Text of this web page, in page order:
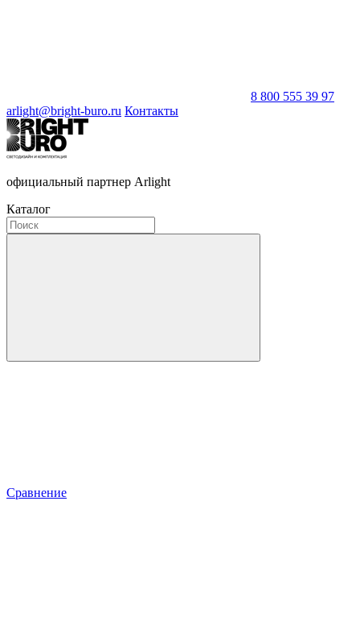
8 800 555 39 97
arlight@bright-buro.ru Контакты
официальный партнер Arlight
Каталог
Сравнение